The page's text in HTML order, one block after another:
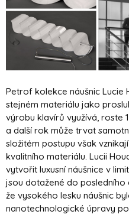
Petrof kolekce náušnic Lucie
stejném materiálu jako
výrobu klavírů využívá, roste
a další rok může trvat
složitém postupu však
kvalitního materiálu. Lucii
vytvořit luxusní náušnice v
jsou dotažené do
že vysokého lesku náušnic
nanotechnologické úpravy